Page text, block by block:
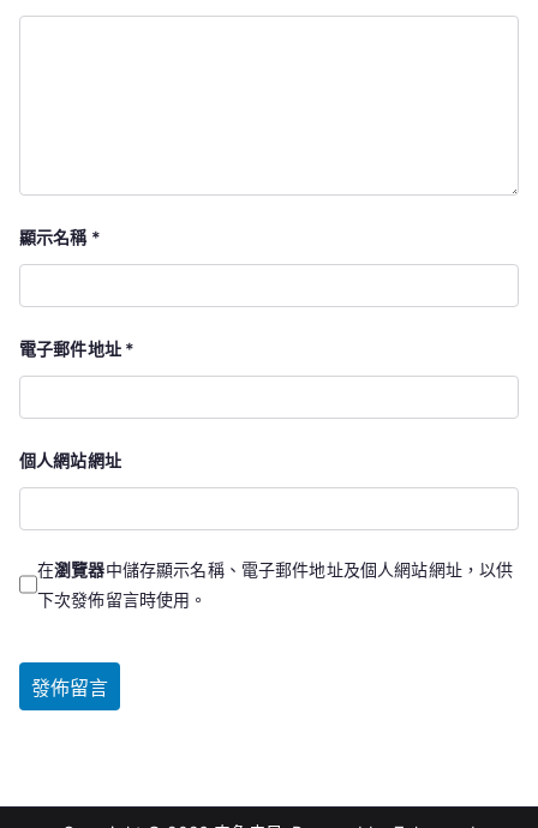
顯示名稱 *
電子郵件地址 *
個人網站網址
在瀏覽器中儲存顯示名稱、電子郵件地址及個人網站網址，以供
下次發佈留言時使用。